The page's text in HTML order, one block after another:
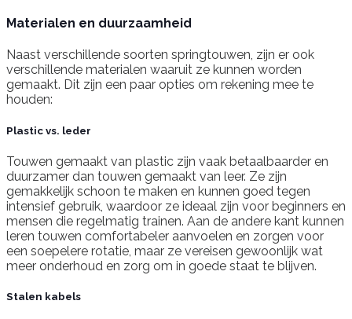
Materialen en duurzaamheid
Naast verschillende soorten springtouwen, zijn er ook
verschillende materialen waaruit ze kunnen worden
gemaakt. Dit zijn een paar opties om rekening mee te
houden:
Plastic vs. leder
Touwen gemaakt van plastic zijn vaak betaalbaarder en
duurzamer dan touwen gemaakt van leer. Ze zijn
gemakkelijk schoon te maken en kunnen goed tegen
intensief gebruik, waardoor ze ideaal zijn voor beginners en
mensen die regelmatig trainen. Aan de andere kant kunnen
leren touwen comfortabeler aanvoelen en zorgen voor
een soepelere rotatie, maar ze vereisen gewoonlijk wat
meer onderhoud en zorg om in goede staat te blijven.
Stalen kabels